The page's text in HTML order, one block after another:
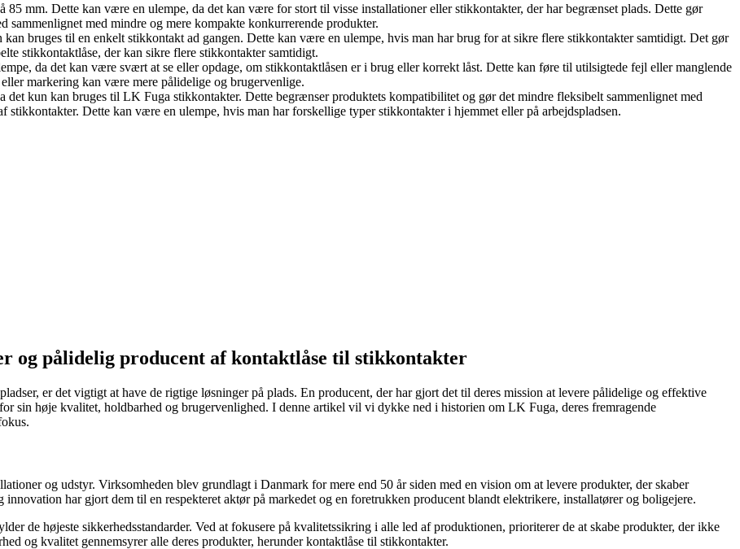
85 mm. Dette kan være en ulempe, da det kan være for stort til visse installationer eller stikkontakter, der har begrænset plads. Dette gør
med mindre og mere kompakte konkurrerende produkter.
bruges til en enkelt stikkontakt ad gangen. Dette kan være en ulempe, hvis man har brug for at sikre flere stikkontakter samtidigt. Det gør
stikkontaktlåse, der kan sikre flere stikkontakter samtidigt.
da det kan være svært at se eller opdage, om stikkontaktlåsen er i brug eller korrekt låst. Dette kan føre til utilsigtede fejl eller manglende
markering kan være mere pålidelige og brugervenlige.
det kun kan bruges til LK Fuga stikkontakter. Dette begrænser produktets kompatibilitet og gør det mindre fleksibelt sammenlignet med
Dette kan være en ulempe, hvis man har forskellige typer stikkontakter i hjemmet eller på arbejdspladsen.
og pålidelig producent af kontaktlåse til stikkontakter
er det vigtigt at have de rigtige løsninger på plads. En producent, der har gjort det til deres mission at levere pålidelige og effektive
sin høje kvalitet, holdbarhed og brugervenlighed. I denne artikel vil vi dykke ned i historien om LK Fuga, deres fremragende
og udstyr. Virksomheden blev grundlagt i Danmark for mere end 50 år siden med en vision om at levere produkter, der skaber
har gjort dem til en respekteret aktør på markedet og en foretrukken producent blandt elektrikere, installatører og boligejere.
de højeste sikkerhedsstandarder. Ved at fokusere på kvalitetssikring i alle led af produktionen, prioriterer de at skabe produkter, der ikke
og kvalitet gennemsyrer alle deres produkter, herunder kontaktlåse til stikkontakter.